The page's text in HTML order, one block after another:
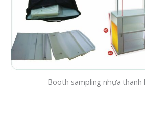
Booth sampling nhựa thanh